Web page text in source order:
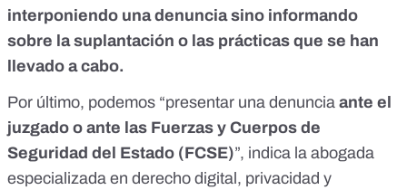
interponiendo una denuncia sino informando
sobre la suplantación o las prácticas que se han
llevado a cabo.
Por último, podemos “presentar una denuncia ante el
juzgado o ante las Fuerzas y Cuerpos de
Seguridad del Estado (FCSE)”, indica la abogada
especializada en derecho digital, privacidad y